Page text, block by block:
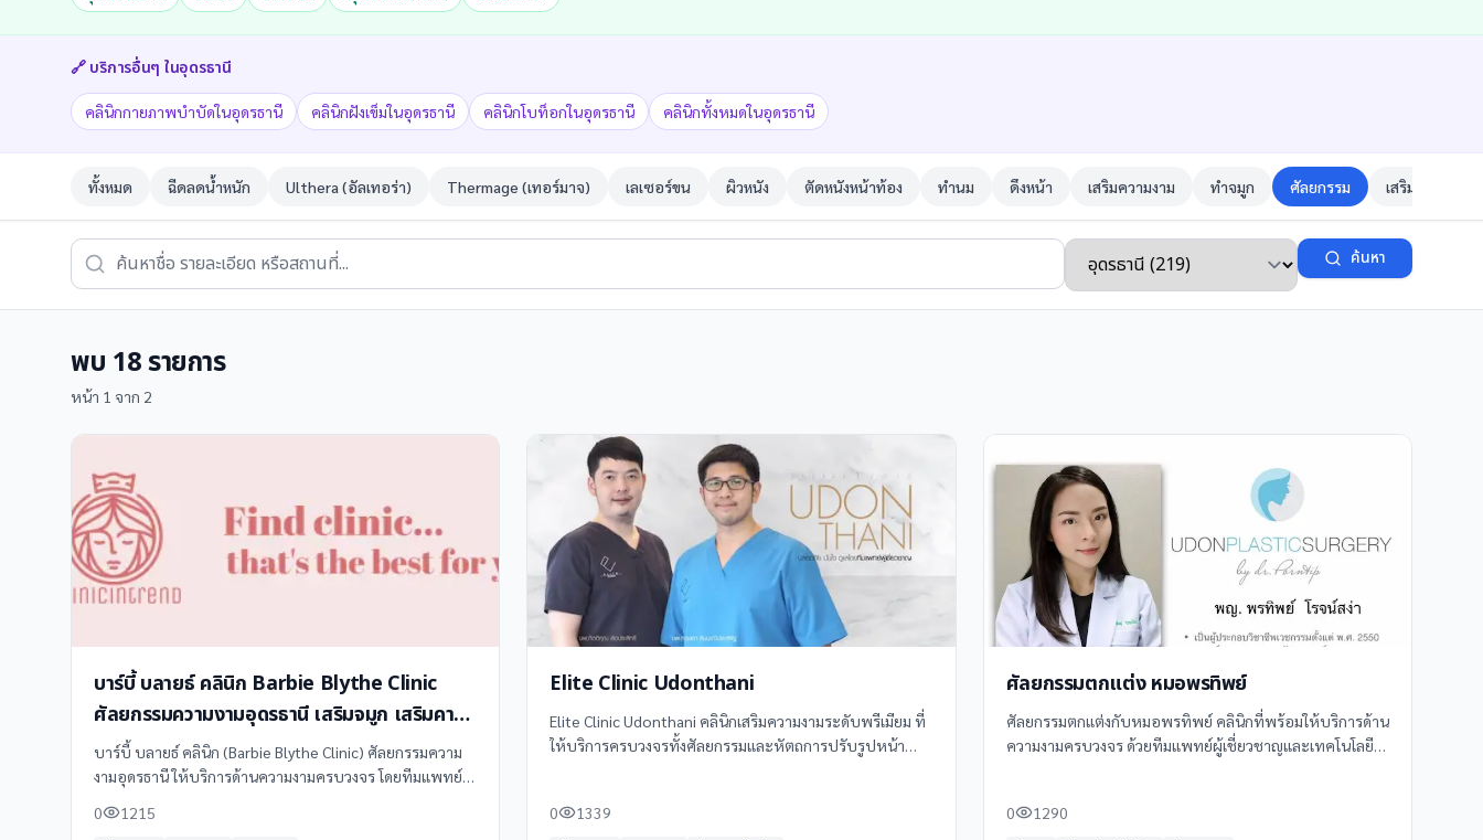
🔗 บริการอื่นๆ ในอุดรธานี
คลินิกกายภาพบำบัดในอุดรธานี คลินิกฝังเข็มในอุดรธานี คลินิกโบท็อกในอุดรธานี คลินิกทั้งหมดในอุดรธานี
ทั้งหมด ฉีดลดน้ำหนัก Ulthera (อัลเทอร่า) Thermage (เทอร์มาจ) เลเซอร์ขน ผิวหนัง ตัดหนังหน้าท้อง ทำนม ดึงหน้า เสริมความงาม ทำจมูก ศัลยกรรม เสริมจมูก
ค้นหา
พบ 18รายการ
หน้า 1 จาก 2
บาร์บี้ บลายธ์ คลินิก Barbie Blythe Clinic
ศัลยกรรมความงามอุดรธานี เสริมจมูก เสริมคาง
ปากกระจับ เสริมหน้าผาก ลักยิ้ม
บาร์บี้ บลายธ์ คลินิก (Barbie Blythe Clinic) ศัลยกรรมความ
งามอุดรธานี ให้บริการด้านความงามครบวงจร โดยทีมแพทย์ผู้
ผลลัพธ์ที่สวยเป็นธรรมชาติ
0 1215
Elite Clinic Udonthani
Elite Clinic Udonthani คลินิกเสริมความงามระดับพรีเมียม ที่
ให้บริการครบวงจรทั้งศัลยกรรมและหัตถการปรับรูปหน้า
0
1339
ศัลยกรรมตกแต่ง หมอพรทิพย์
ศัลยกรรมตกแต่งกับหมอพรทิพย์ คลินิกที่พร้อมให้บริการด้าน
ความงามครบวงจร ด้วยทีมแพทย์ผู้เชี่ยวชาญและเทคโนโลยี
0 1290